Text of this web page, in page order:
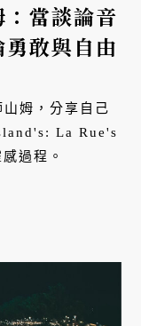
當談論音
敢與自由
山姆，分享自己
La Rue's
過程。